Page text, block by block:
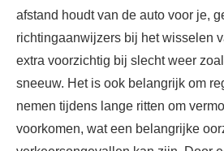
afstand houdt van de auto voor je,
richtingaanwijzers bij het wisselen
extra voorzichtig bij slecht weer
sneeuw. Het is ook belangrijk om
nemen tijdens lange ritten om
voorkomen, wat een belangrijke